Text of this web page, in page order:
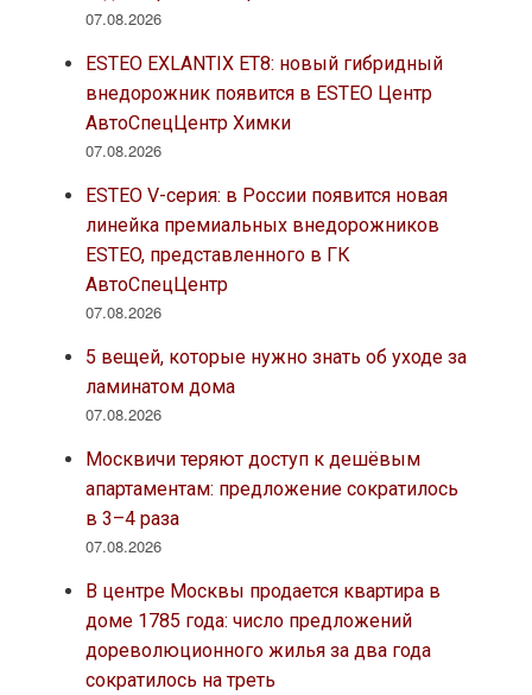
07.08.2026
ESTEO EXLANTIX ET8: новый гибридный
внедорожник появится в ESTEO Центр
АвтоСпецЦентр Химки
07.08.2026
ESTEO V-серия: в России появится новая
линейка премиальных внедорожников
ESTEO, представленного в ГК
АвтоСпецЦентр
07.08.2026
5 вещей, которые нужно знать об уходе за
ламинатом дома
07.08.2026
Москвичи теряют доступ к дешёвым
апартаментам: предложение сократилось
в 3–4 раза
07.08.2026
В центре Москвы продается квартира в
доме 1785 года: число предложений
дореволюционного жилья за два года
сократилось на треть